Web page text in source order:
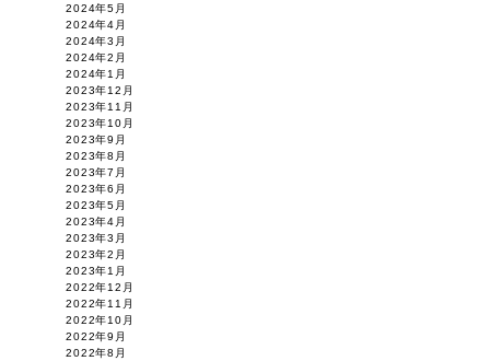
2024年5月
2024年4月
2024年3月
2024年2月
2024年1月
2023年12月
2023年11月
2023年10月
2023年9月
2023年8月
2023年7月
2023年6月
2023年5月
2023年4月
2023年3月
2023年2月
2023年1月
2022年12月
2022年11月
2022年10月
2022年9月
2022年8月